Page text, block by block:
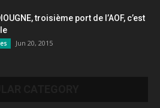
troisième port de l’AOF, c’est
Jun 20, 2015